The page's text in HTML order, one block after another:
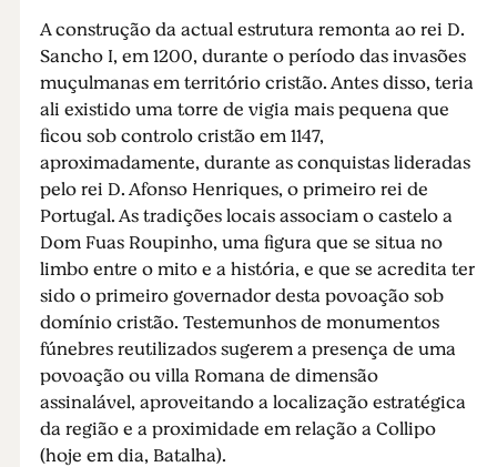
A construção da actual estrutura remonta ao rei D.
Sancho I, em 1200, durante o período das invasões
muçulmanas em território cristão. Antes disso, teria
ali existido uma torre de vigia mais pequena que
ficou sob controlo cristão em 1147,
aproximadamente, durante as conquistas lideradas
pelo rei D. Afonso Henriques, o primeiro rei de
Portugal. As tradições locais associam o castelo a
Dom Fuas Roupinho, uma figura que se situa no
limbo entre o mito e a história, e que se acredita ter
sido o primeiro governador desta povoação sob
domínio cristão. Testemunhos de monumentos
fúnebres reutilizados sugerem a presença de uma
povoação ou villa Romana de dimensão
assinalável, aproveitando a localização estratégica
da região e a proximidade em relação a Collipo
(hoje em dia, Batalha).